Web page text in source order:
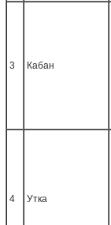
3 Кабан
4 Утка